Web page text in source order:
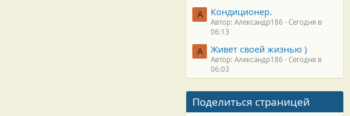
А Кондиционер.
Автор: Александр186
Сегодня в
06:13
А Живет своей жизнью )
Автор: Александр186
Сегодня в
06:03
Поделиться страницей